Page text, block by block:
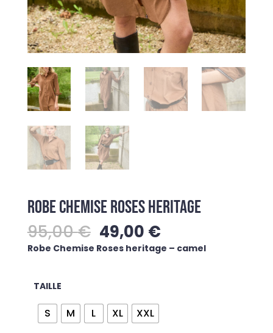
ROBE CHEMISE ROSES HERITAGE
95,00€ Le
prix
initial
49,00 €Le
prix
actuel
Robe Chemise Roses heritage – camel
TAILLE
S M L XL XXL